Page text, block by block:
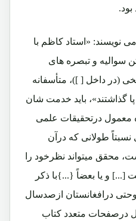
نویسند: «استاد کاظم با
سوالیه و تبصره های
(در داخل [ ])، متأسفانه
گذاشتند»، باید خدمت شان
معمول درتحقیقات علمی
طولانی که درآن
محقق میتواند نظرخود را
[...] و یا بعضاً {...}با ذکر
درافغانستان ازصدسال
درصفحات متعدد کتاب